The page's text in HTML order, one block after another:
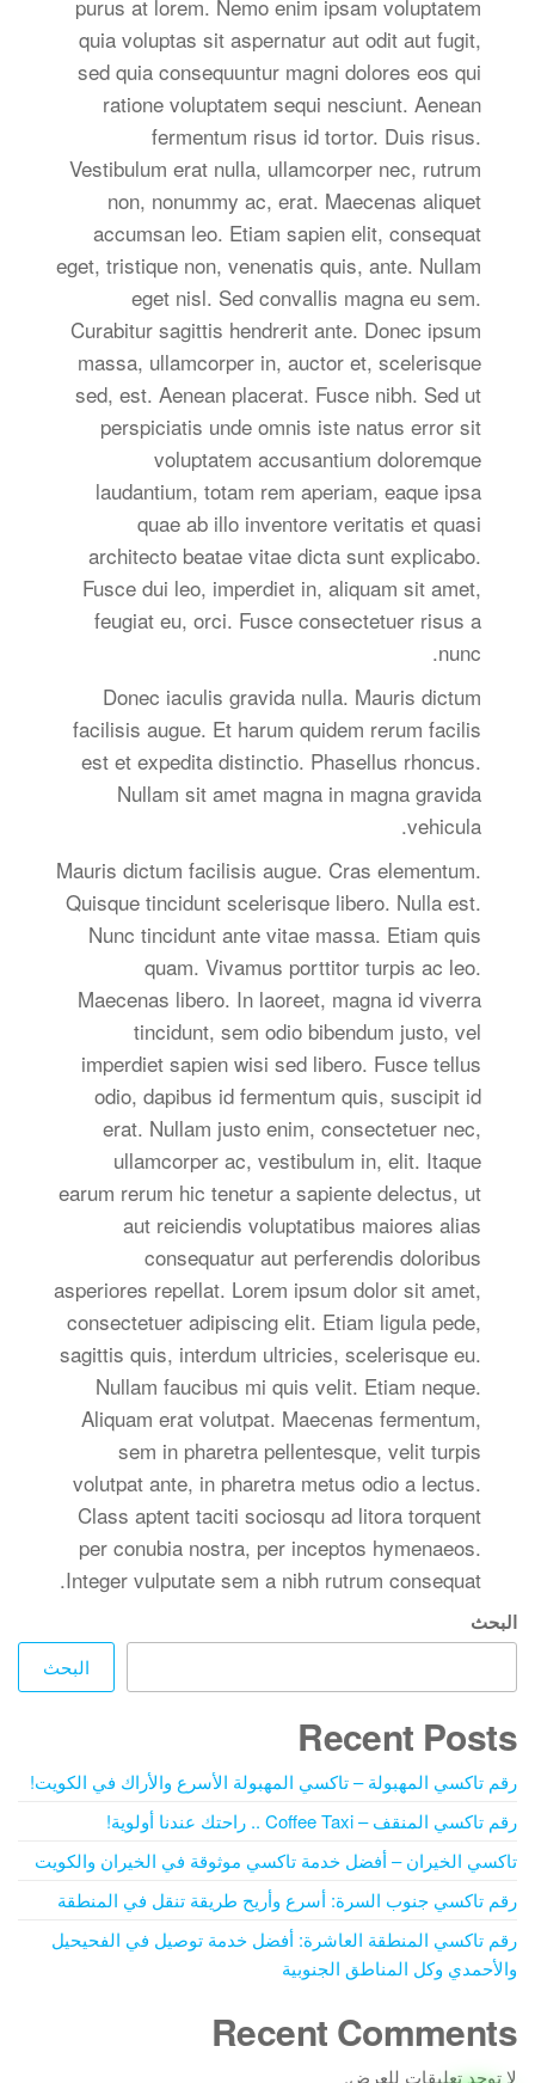
purus at lorem. Nemo enim ipsam voluptatem
quia voluptas sit aspernatur aut odit aut fugit,
sed quia consequuntur magni dolores eos qui
ratione voluptatem sequi nesciunt. Aenean
fermentum risus id tortor. Duis risus.
Vestibulum erat nulla, ullamcorper nec, rutrum
non, nonummy ac, erat. Maecenas aliquet
accumsan leo. Etiam sapien elit, consequat
eget, tristique non, venenatis quis, ante. Nullam
eget nisl. Sed convallis magna eu sem.
Curabitur sagittis hendrerit ante. Donec ipsum
massa, ullamcorper in, auctor et, scelerisque
sed, est. Aenean placerat. Fusce nibh. Sed ut
perspiciatis unde omnis iste natus error sit
voluptatem accusantium doloremque
laudantium, totam rem aperiam, eaque ipsa
quae ab illo inventore veritatis et quasi
architecto beatae vitae dicta sunt explicabo.
Fusce dui leo, imperdiet in, aliquam sit amet,
feugiat eu, orci. Fusce consectetuer risus a
nunc.
Donec iaculis gravida nulla. Mauris dictum
facilisis augue. Et harum quidem rerum facilis
est et expedita distinctio. Phasellus rhoncus.
Nullam sit amet magna in magna gravida
vehicula.
Mauris dictum facilisis augue. Cras elementum.
Quisque tincidunt scelerisque libero. Nulla est.
Nunc tincidunt ante vitae massa. Etiam quis
quam. Vivamus porttitor turpis ac leo.
Maecenas libero. In laoreet, magna id viverra
tincidunt, sem odio bibendum justo, vel
imperdiet sapien wisi sed libero. Fusce tellus
odio, dapibus id fermentum quis, suscipit id
erat. Nullam justo enim, consectetuer nec,
ullamcorper ac, vestibulum in, elit. Itaque
earum rerum hic tenetur a sapiente delectus, ut
aut reiciendis voluptatibus maiores alias
consequatur aut perferendis doloribus
asperiores repellat. Lorem ipsum dolor sit amet,
consectetuer adipiscing elit. Etiam ligula pede,
sagittis quis, interdum ultricies, scelerisque eu.
Nullam faucibus mi quis velit. Etiam neque.
Aliquam erat volutpat. Maecenas fermentum,
sem in pharetra pellentesque, velit turpis
volutpat ante, in pharetra metus odio a lectus.
Class aptent taciti sociosqu ad litora torquent
per conubia nostra, per inceptos hymenaeos.
Integer vulputate sem a nibh rutrum consequat.
البحث
البحث
Recent Posts
رقم تاكسي المهبولة – تاكسي المهبولة الأسرع والأراك في الكويت!
رقم تاكسي المنقف – Coffee Taxi .. راحتك عندنا أولوية!
تاكسي الخيران – أفضل خدمة تاكسي موثوقة في الخيران والكويت
رقم تاكسي جنوب السرة: أسرع وأريح طريقة تنقل في المنطقة
رقم تاكسي المنطقة العاشرة: أفضل خدمة توصيل في الفحيحيل
والأحمدي وكل المناطق الجنوبية
Recent Comments
لا توجد تعليقات للعرض.